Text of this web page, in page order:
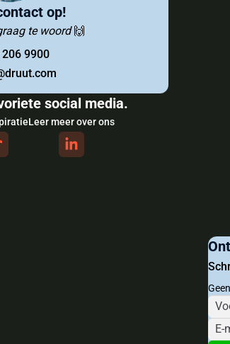
op!
te woord🙌
9900
social media.
Leer meer over ons